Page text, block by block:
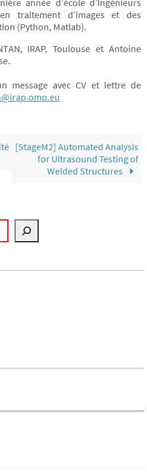
traitement d’images et des
(Python, Matlab).
IRAP, Toulouse et Antoine
message avec CV et lettre de
[StageM2] Automated Analysis
for Ultrasound Testing of
Welded Structures